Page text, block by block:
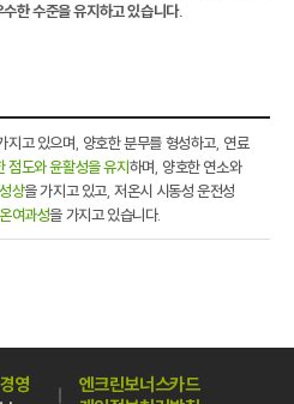
한 수준을 유지하고 있습니다.
지고 있으며, 양호한 분무를 형성하고, 연료
점도와 윤활성을 유지하며, 양호한 연소와
상을 가지고 있고, 저온시 시동성 운전성
여과성을 가지고 있습니다.
영
엔크린보너스카드